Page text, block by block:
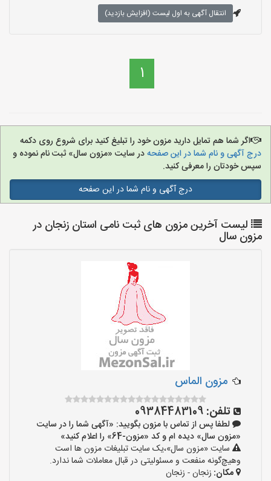
انتقال آگهی به اول لیست (افزایش بازدید)
1
اگر شما هم تمایل دارید مزون خود را تبلیغ کنید برای شروع روی دکمه
درج آگهی و نام شما در این صفحهدر سایت «مزون سال» ثبت نام نموده و
سپس خودتان را معرفی کنید.
درج آگهی و نام شما در این صفحه
لیست آخرین مزون های ثبت نامی استان زنجان در
مزون سال
مزون الماس
تلفن: 09384483109
لطفا پس از تماس با مزون بگویید: «آگهی شما را در سایت
«مزون سال» دیده ام و کد «مزون-64» را اعلام کنید»
سایت «مزون سال»،یک سایت تبلیغات مزون ها است
وهیچ‌گونه منفعت و مسئولیتی در قبال معاملات شما ندارد.
مکان: زنجان - زنجان